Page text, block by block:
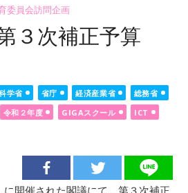
委員会訪問企画
３次補正予算
学省 省庁 経済産業省 総務省
令和２年度 GIGAスクール
ICT
開催された閣議にて、第３次補正